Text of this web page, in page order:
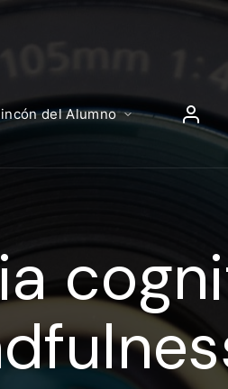
del Alumno
Sesión
introducir el mismo usuario